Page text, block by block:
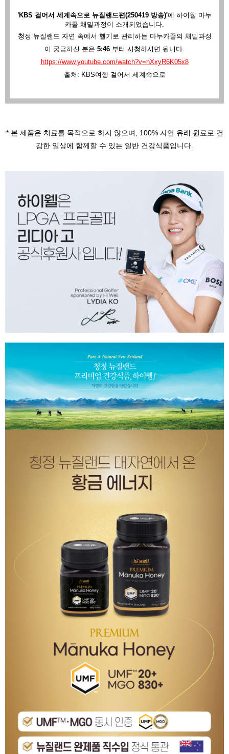
'KBS 걸어서 세계속으로 뉴질랜드편(250419 방송)'에 하이웰 마누
카꿀 채밀과정이 소개되었습니다.
청정 뉴질랜드 자연 속에서 헬기로 관리하는 마누카꿀의 채밀과정
이 궁금하신 분은 5:46 부터 시청하시면 됩니다.
https://www.youtube.com/watch?v=nXxyR6K05x8
출처: KBS여행 걸어서 세계속으로
* 본 제품은 치료를 목적으로 하지 않으며, 100% 자연 유래 원료로 건
강한 일상에 함께할 수 있는 일반 건강식품입니다.